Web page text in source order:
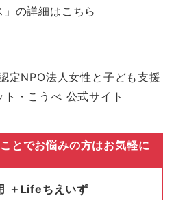
」の詳細はこちら
定NPO法人女性と子ども支援
・こうべ 公式サイト
とでお悩みの方はお気軽に
＋Lifeちえいず